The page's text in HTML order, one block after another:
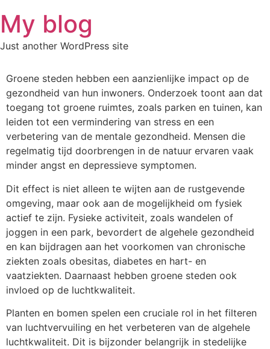
to
content
My blog
Just another WordPress site
Groene steden hebben een aanzienlijke impact op de
gezondheid van hun inwoners. Onderzoek toont aan dat
toegang tot groene ruimtes, zoals parken en tuinen, kan
leiden tot een vermindering van stress en een
verbetering van de mentale gezondheid. Mensen die
regelmatig tijd doorbrengen in de natuur ervaren vaak
minder angst en depressieve symptomen.
Dit effect is niet alleen te wijten aan de rustgevende
omgeving, maar ook aan de mogelijkheid om fysiek
actief te zijn. Fysieke activiteit, zoals wandelen of
joggen in een park, bevordert de algehele gezondheid
en kan bijdragen aan het voorkomen van chronische
ziekten zoals obesitas, diabetes en hart- en
vaatziekten. Daarnaast hebben groene steden ook
invloed op de luchtkwaliteit.
Planten en bomen spelen een cruciale rol in het filteren
van luchtvervuiling en het verbeteren van de algehele
luchtkwaliteit. Dit is bijzonder belangrijk in stedelijke